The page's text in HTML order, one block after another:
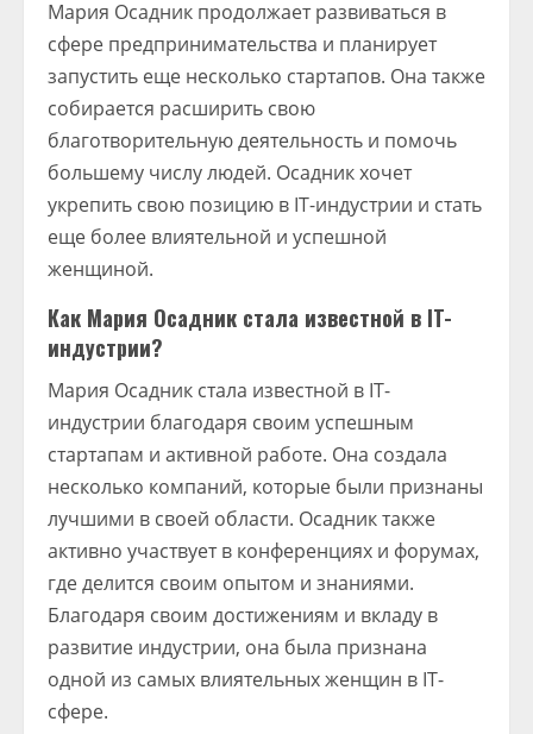
Мария Осадник продолжает развиваться в
сфере предпринимательства и планирует
запустить еще несколько стартапов. Она также
собирается расширить свою
благотворительную деятельность и помочь
большему числу людей. Осадник хочет
укрепить свою позицию в IT-индустрии и стать
еще более влиятельной и успешной
женщиной.
Как Мария Осадник стала известной в IT-
индустрии?
Мария Осадник стала известной в IT-
индустрии благодаря своим успешным
стартапам и активной работе. Она создала
несколько компаний, которые были признаны
лучшими в своей области. Осадник также
активно участвует в конференциях и форумах,
где делится своим опытом и знаниями.
Благодаря своим достижениям и вкладу в
развитие индустрии, она была признана
одной из самых влиятельных женщин в IT-
сфере.